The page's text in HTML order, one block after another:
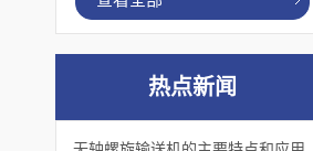
热点新闻